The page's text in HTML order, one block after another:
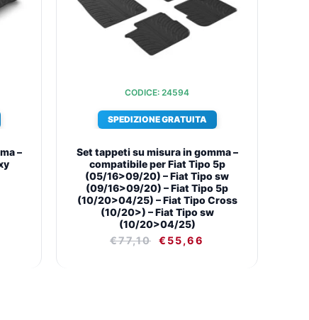
–
CODICE: 24594
SPEDIZIONE GRATUITA
Set tappeti su misura in gomma –
compatibile per Fiat Tipo 5p
(05/16>09/20) – Fiat Tipo sw
(09/16>09/20) – Fiat Tipo 5p
(10/20>04/25) – Fiat Tipo Cross
(10/20>) – Fiat Tipo sw
(10/20>04/25)
€77,10
€77,10.
€ 55,66
€55,66.